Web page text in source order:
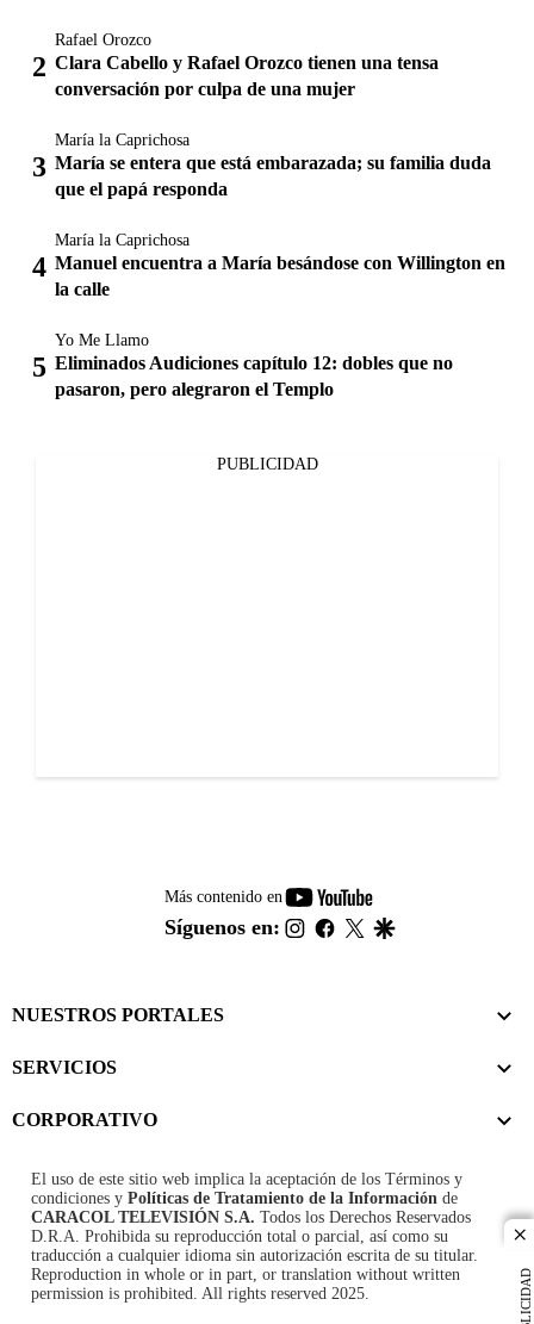
Rafael Orozco
Clara Cabello y Rafael Orozco tienen una tensa
conversación por culpa de una mujer
María la Caprichosa
María se entera que está embarazada; su familia duda
que el papá responda
María la Caprichosa
Manuel encuentra a María besándose con Willington en
la calle
Yo Me Llamo
Eliminados Audiciones capítulo 12: dobles que no
pasaron, pero alegraron el Templo
PUBLICIDAD
Más contenido en
youtube-
footer
Síguenos en: instagram
facebook
twitter
NUESTROS PORTALES
SERVICIOS
CORPORATIVO
El uso de este sitio web implica la aceptación de los Términos y
condiciones y Políticas de Tratamiento de la Información de
CARACOL TELEVISIÓN S.A. Todos los Derechos Reservados
D.R.A. Prohibida su reproducción total o parcial, así como su
traducción a cualquier idioma sin autorización escrita de su titular.
Reproduction in whole or in part, or translation without written
permission is prohibited. All rights reserved 2025.